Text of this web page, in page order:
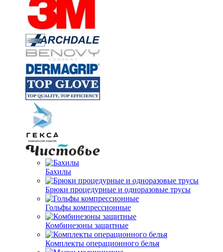
Бахилы
Брюки процедурные и одноразовые трусы
Гольфы компрессионные
Комбинезоны защитные
Комплекты операционного белья